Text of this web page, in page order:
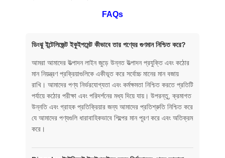
FAQs
ডিংঝু ইন্টেলিজেন্ট ইকুইপমেন্ট কীভাবে তার পণ্যের গুণমান নিশ্চিত করে?
আমরা আমাদের উত্পাদন লাইন জুড়ে উন্নত উত্পাদন প্রযুক্তি এবং কঠোর
মান নিয়ন্ত্রণ প্রক্রিয়াগুলিকে একীভূত করে সর্বোচ্চ মানের মান বজায়
রাখি। আমাদের পণ্য নির্ভরযোগ্যতা এবং কর্মক্ষমতা নিশ্চিত করতে প্রতিটি
পর্যায়ে কঠোর পরীক্ষা এবং পরিদর্শনের মধ্য দিয়ে যায়। উপরন্তু, ক্রমাগত
উন্নতি এবং গ্রাহক প্রতিক্রিয়ার জন্য আমাদের প্রতিশ্রুতি নিশ্চিত করে
যে আমাদের পণ্যগুলি ধারাবাহিকভাবে শিল্পের মান পূরণ করে এবং অতিক্রম
করে।